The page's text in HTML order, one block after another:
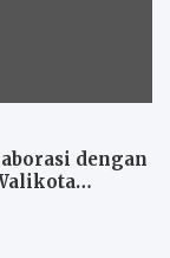
dengan